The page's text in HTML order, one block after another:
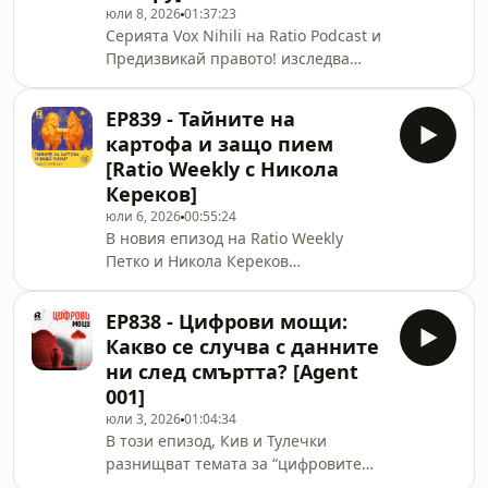
се стига до това решение? Какво
всъщност прави едно небесно тяло
планета и възможно ли е науката
отново да промени отговора? В този
епизод Петко и Никола Кер
юли 8, 202601:37:23
Серията Vox Nihili на Ratio Podcast и
Предизвикай правото! изследва
също така и редица дискусионни
теми от сферата на философията.
Може би си спомняте, че имахме
сходна серия събития на име Vox
Nihili - в текущата ситуация ги
пренасяме в аудио и видео формат.
Епизодът е част от вътрешната за
Vox Nihili тема „Детски приказки“. В
епи
EP839 - Тайните на
картофа и защо пием
[Ratio Weekly с Никола
Кереков]
юли 6, 202600:55:24
В новия епизод на Ratio Weekly
Петко и Никола Кереков
картофа. Нови генетични
изследвания показват, че преди
около 8 милиона години той се е
появил в резултат на хибридизация
между древен предшественик на
домата и диво южноамериканско
растение. Именно това необичайно
EP838 - Цифрови мощи:
Какво се случва с данните
ни след смъртта? [Agent
001]
юли 3, 202601:04:34
В този епизод, Кив и Тулечки
разнищват темата за “цифровите